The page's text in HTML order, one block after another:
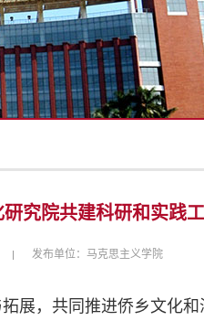
究院共建科研和实践
发布单位：马克思主义学院
展，共同推进侨乡文化